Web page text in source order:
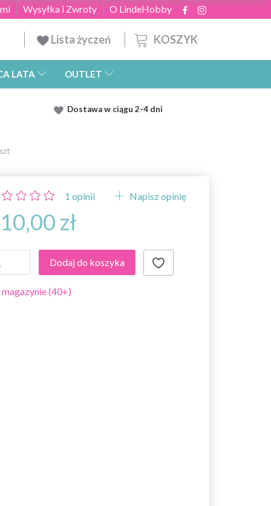
O LindeHobby
Wysyłka i Zwroty
KOSZYK
Lista życzeń
LATA OUTLET
Dostawaw ciągu 2-4 dni
1 opinii Napisz opinię
zł
Dodaj do koszyka
(40+)